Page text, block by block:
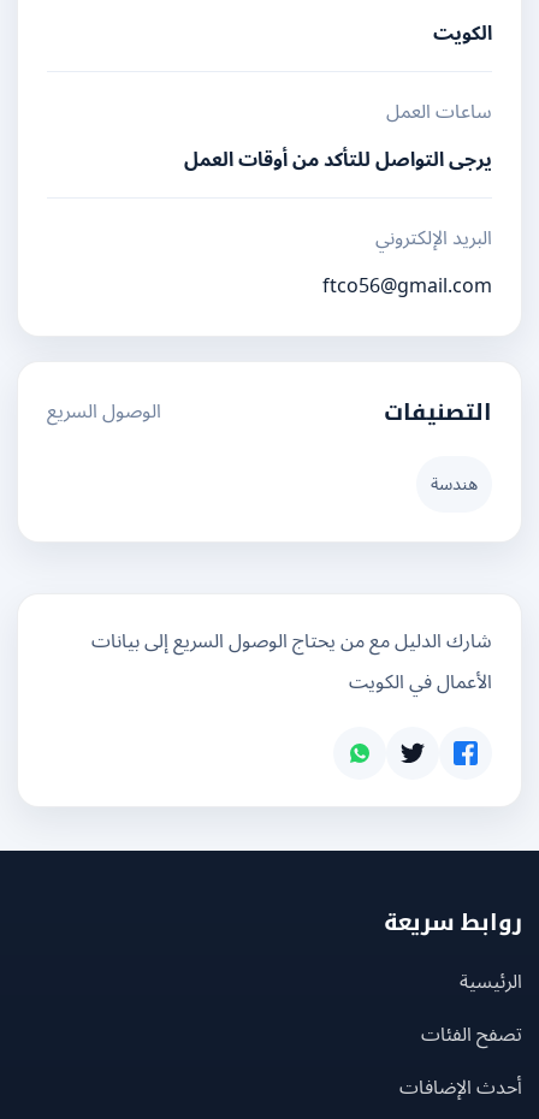
الكويت
ساعات العمل
يرجى التواصل للتأكد من أوقات العمل
البريد الإلكتروني
ftco56@gmail.com
التصنيفات الوصول السريع
هندسة
شارك الدليل مع من يحتاج الوصول السريع إلى بيانات
الأعمال في الكويت
سريعة
الفئات
الإضافات